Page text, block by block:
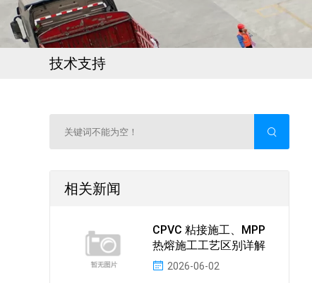
技术支持
相关新闻
CPVC 粘接施工、MPP
热熔施工工艺区别详解
2026-06-02